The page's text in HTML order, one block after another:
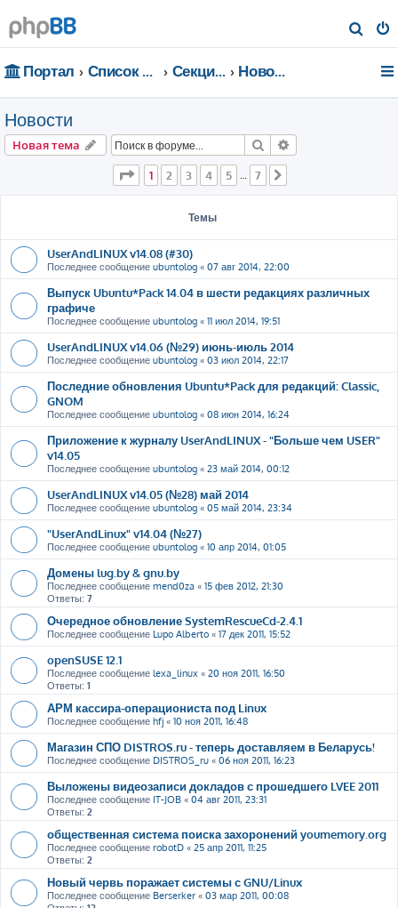
о
Портал Список форумов Секции портала Новости
Новости
Новая тема Поиск
Страница из
1 2 3 4 5 … 7
Темы
UserAndLINUX v14.08 (#30)
Последнее сообщение ubuntolog « 07 авг 2014, 22:00
Выпуск Ubuntu*Pack 14.04 в шести редакциях различных
графиче
Последнее сообщение ubuntolog « 11 июл 2014, 19:51
UserAndLINUX v14.06 (№29) июнь-июль 2014
Последнее сообщение ubuntolog « 03 июл 2014, 22:17
Последние обновления Ubuntu*Pack для редакций: Classic,
GNOM
Последнее сообщение ubuntolog « 08 июн 2014, 16:24
Приложение к журналу UserAndLINUX - "Больше чем USER"
v14.05
Последнее сообщение ubuntolog « 23 май 2014, 00:12
UserAndLINUX v14.05 (№28) май 2014
Последнее сообщение ubuntolog « 05 май 2014, 23:34
"UserAndLinux" v14.04 (№27)
Последнее сообщение ubuntolog « 10 апр 2014, 01:05
Домены lug.by & gnu.by
Последнее сообщение mend0za « 15 фев 2012, 21:30
Ответы: 7
Очередное обновление SystemRescueCd-2.4.1
Последнее сообщение Lupo Alberto « 17 дек 2011, 15:52
openSUSE 12.1
Последнее сообщение lexa_linux « 20 ноя 2011, 16:50
Ответы: 1
АРМ кассира-операциониста под Linux
Последнее сообщение hfj « 10 ноя 2011, 16:48
Магазин СПО DISTROS.ru - теперь доставляем в Беларусь!
Последнее сообщение DISTROS_ru « 06 ноя 2011, 16:23
Выложены видеозаписи докладов с прошедшего LVEE 2011
Последнее сообщение IT-JOB « 04 авг 2011, 23:31
Ответы: 2
общественная система поиска захоронений youmemory.org
Последнее сообщение robotD « 25 апр 2011, 11:25
Ответы: 2
Новый червь поражает системы с GNU/Linux
Последнее сообщение Berserker « 03 мар 2011, 00:08